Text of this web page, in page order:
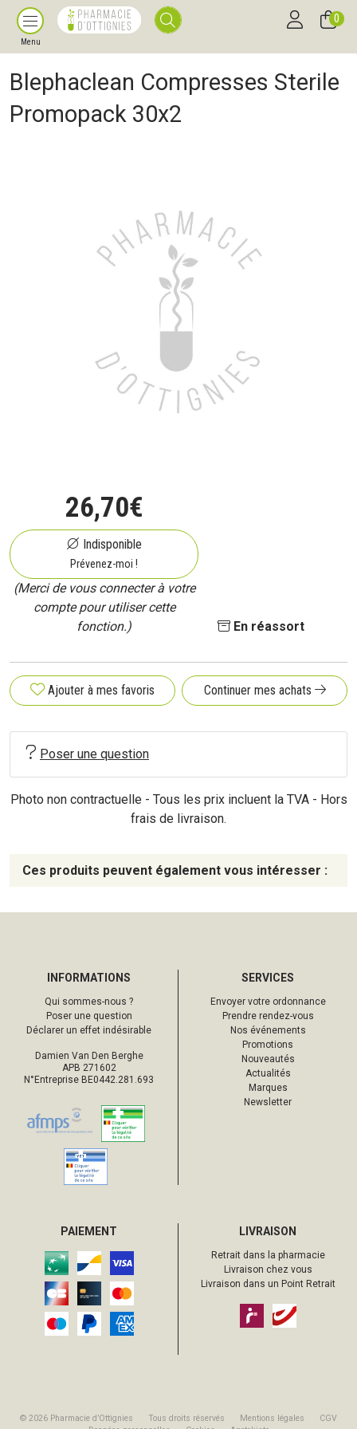
Menu
0
Blephaclean Compresses Sterile
Promopack 30x2
26,70€
Indisponible
Prévenez-moi !
(Merci de vous connecter à votre
compte pour utiliser cette
fonction.)
En réassort
Ajouter à mes favoris Continuer mes achats
Poser une question
Photo non contractuelle - Tous les prix incluent la TVA - Hors
frais de livraison.
Ces produits peuvent également vous intéresser :
INFORMATIONS
Qui sommes-nous ?
Poser une question
Déclarer un effet indésirable
Damien Van Den Berghe
APB 271602
N°Entreprise BE0442.281.693
SERVICES
Envoyer votre ordonnance
Prendre rendez-vous
Nos événements
Promotions
Nouveautés
Actualités
Marques
Newsletter
PAIEMENT LIVRAISON
Retrait dans la pharmacie
Livraison chez vous
Livraison dans un Point Retrait
© 2026 Pharmacie d’Ottignies Tous droits réservés Mentions légales
CGV